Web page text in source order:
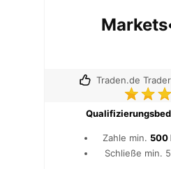
Traden.de
Zahle min. 500
Schließe min.